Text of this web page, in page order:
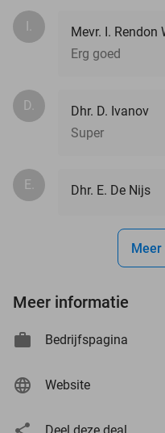
I.
Mevr. I. Rendon
Erg goed
D.
Dhr. D. Ivanov
Super
E. Dhr. E. De Nijs
Meer
Meer informatie
Bedrijfspagina
Website